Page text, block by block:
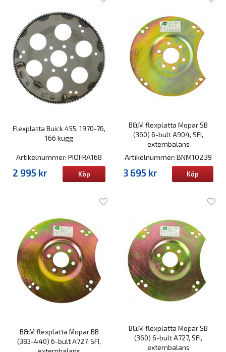
Flexplatta Buick 455, 1970-76,
166 kugg
Artikelnummer: PIOFRA168
2 995 kr Köp
B&M flexplatta Mopar SB
(360) 6-bult A904, SFI,
externbalans
Artikelnummer: BNM10239
3 695 kr Köp
B&M flexplatta Mopar BB
(383-440) 6-bult A727, SFI,
B&M flexplatta Mopar SB
(360) 6-bult A727, SFI,
externbalans